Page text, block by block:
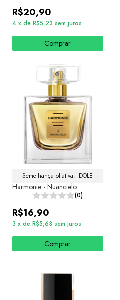
R$20,90
4 x de R$5,23 sem juros
Comprar
Semelhança olfativa: IDOLE
Harmonie - Nuancielo
(0)
R$16,90
3 x de R$5,63 sem juros
Comprar